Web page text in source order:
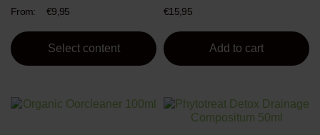
From: €9,95
Select content
product
page
€15,95
Add to cart